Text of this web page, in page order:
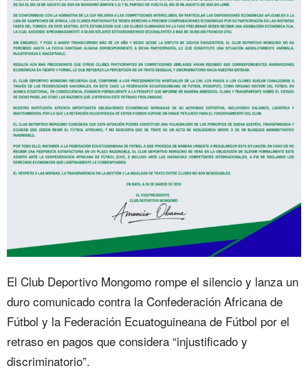
El Club Deportivo Mongomo rompe el silencio y lanza un
duro comunicado contra la Confederación Africana de
Fútbol y la Federación Ecuatoguineana de Fútbol por el
retraso en pagos que considera “injustificado y
discriminatorio”.